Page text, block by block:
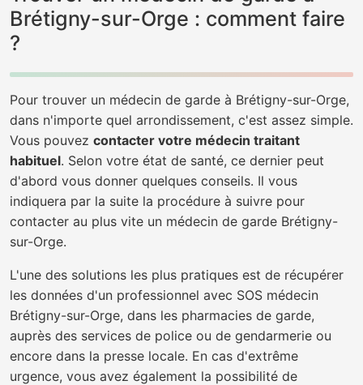
Brétigny-sur-Orge : comment faire
?
Pour trouver un médecin de garde à Brétigny-sur-Orge,
dans n'importe quel arrondissement, c'est assez simple.
Vous pouvez contacter votre médecin traitant
habituel. Selon votre état de santé, ce dernier peut
d'abord vous donner quelques conseils. Il vous
indiquera par la suite la procédure à suivre pour
contacter au plus vite un médecin de garde Brétigny-
sur-Orge.
L'une des solutions les plus pratiques est de récupérer
les données d'un professionnel avec SOS médecin
Brétigny-sur-Orge, dans les pharmacies de garde,
auprès des services de police ou de gendarmerie ou
encore dans la presse locale. En cas d'extrême
urgence, vous avez également la possibilité de